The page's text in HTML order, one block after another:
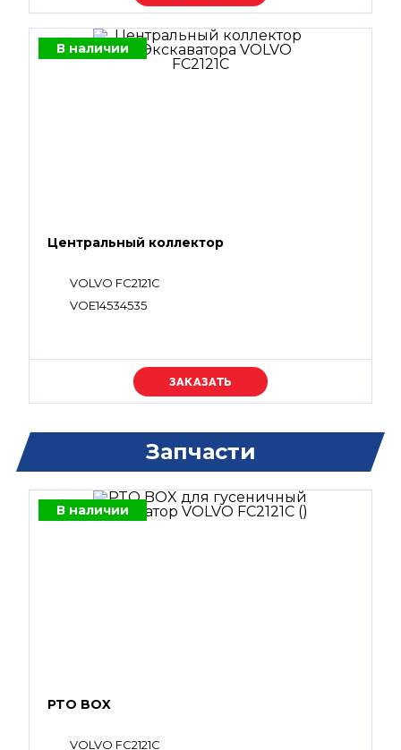
В наличии
Центральный коллектор
VOLVO FC2121C
VOE14534535
Уточняйте цену
Запчасти
В наличии
PTO BOX
VOLVO FC2121C